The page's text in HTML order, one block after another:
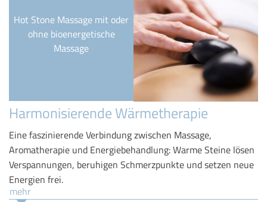
Hot Stone Massage mit oder
ohne bioenergetische
Massage
Harmonisierende Wärmetherapie
Eine faszinierende Verbindung zwischen Massage,
Aromatherapie und Energiebehandlung: Warme Steine lösen
Verspannungen, beruhigen Schmerzpunkte und setzen neue
Energien frei.
mehr